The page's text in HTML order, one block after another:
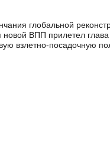
глобальной
ВПП прилетел глава
взлетно-посадочную